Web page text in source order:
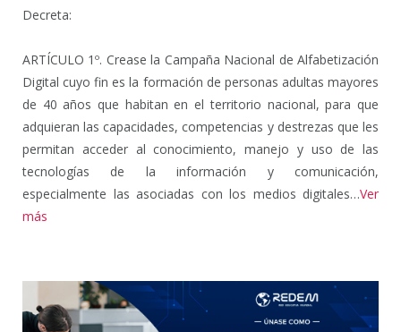
Decreta:
ARTÍCULO 1º. Crease la Campaña Nacional de Alfabetización
Digital cuyo fin es la formación de personas adultas mayores
de 40 años que habitan en el territorio nacional, para que
adquieran las capacidades, competencias y destrezas que les
permitan acceder al conocimiento, manejo y uso de las
tecnologías de la información y comunicación,
especialmente las asociadas con los medios digitales…Ver
más